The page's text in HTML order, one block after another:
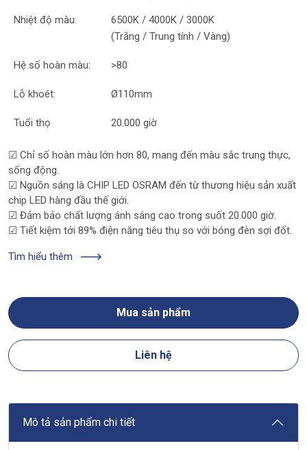
Nhiệt độ màu:
6500K / 4000K / 3000K
(Trắng / Trung tính / Vàng)
Hệ số hoàn màu: >80
Lỗ khoét: Ø110mm
Tuổi thọ 20.000 giờ
☑ Chỉ số hoàn màu lớn hơn 80, mang đến màu sắc trung thực,
sống động.
☑ Nguồn sáng là CHIP LED OSRAM đến từ thương hiệu sản xuất
chip LED hàng đầu thế giới.
☑ Đảm bảo chất lượng ánh sáng cao trong suốt 20.000 giờ.
☑ Tiết kiệm tới 89% điện năng tiêu thụ so với bóng đèn sợi đốt.
Tìm hiểu thêm
Mua sản phẩm
Liên hệ
Mô tả sản phẩm chi tiết